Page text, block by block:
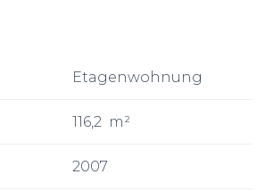
Etagenwohnung
116,2 m²
2007